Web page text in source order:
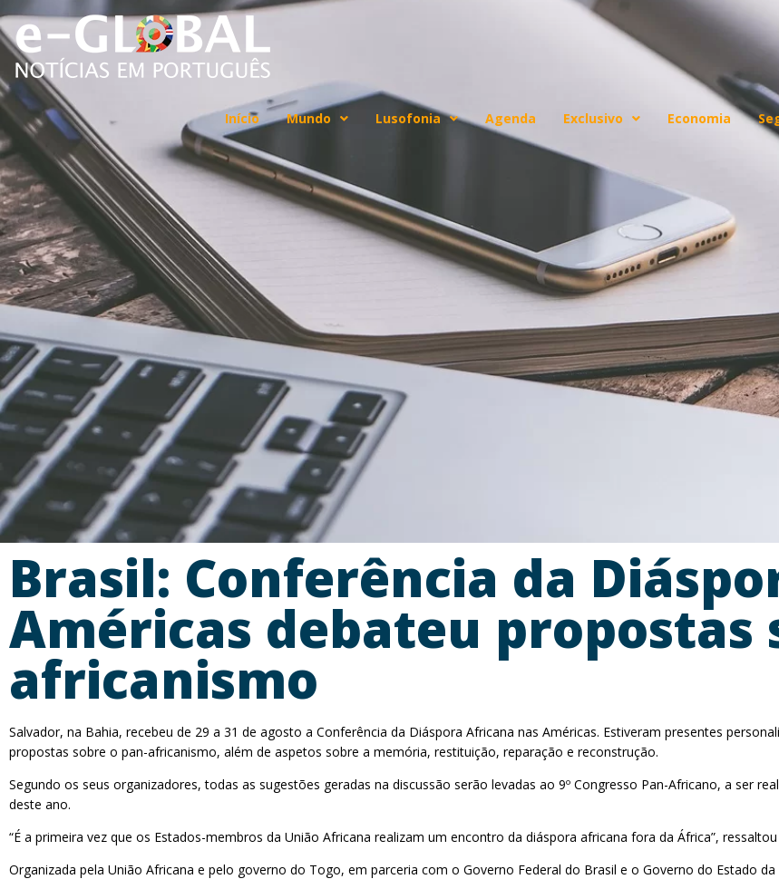
Início Mundo Lusofonia Agenda Exclusivo Economia
Brasil: Conferência da
Américas debateu propostas
africanismo
Salvador, na Bahia, recebeu de 29 a 31 de agosto a Conferência da Diáspora Africana nas Américas. Estiveram presentes
propostas sobre o pan-africanismo, além de aspetos sobre a memória, restituição, reparação e reconstrução.
Segundo os seus organizadores, todas as sugestões geradas na discussão serão levadas ao 9º Congresso Pan-Africano, a ser
deste ano.
“É a primeira vez que os Estados-membros da União Africana realizam um encontro da diáspora africana fora da África”,
Organizada pela União Africana e pelo governo do Togo, em parceria com o Governo Federal do Brasil e o Governo do Estado